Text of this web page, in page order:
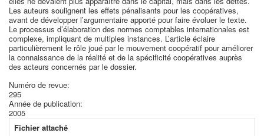
Les auteurs soulignent les effets pénalisants pour les coopératives,
avant de développer l’argumentaire apporté pour faire évoluer le texte.
Le processus d’élaboration des normes comptables internationales est
complexe, impliquant de multiples instances. L’article éclaire
particulièrement le rôle joué par le mouvement coopératif pour améliorer
la connaissance de la réalité et de la spécificité coopératives auprès
des acteurs concernés par le dossier.
Numéro de revue:
295
Année de publication:
2005
Fichier attaché